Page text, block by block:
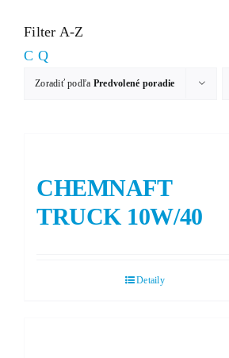
Filter A-Z
C Q
Zoradiť podľa Predvolené poradie
CHEMNAFT
TRUCK 10W/40
Detaily